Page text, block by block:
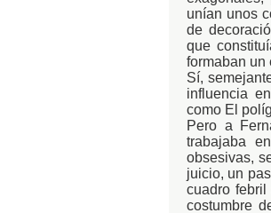
unían unos
de
que
formaban un
Sí,
influencia
como El
Pero a
trabajaba
obsesivas,
juicio, un
cuadro
costumbre